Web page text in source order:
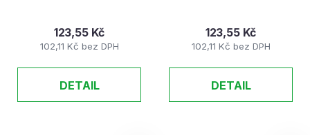
102,11 Kč bez DPH
123,55 Kč
DETAIL
102,11 Kč bez DPH
123,55 Kč
DETAIL